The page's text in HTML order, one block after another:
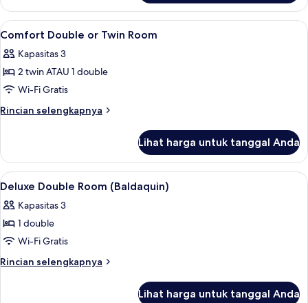
Dupleks
Keluarga,
gedung
Lihat
semua
foto
untuk
Comfort
Double
Room
Seprai premium, tempat tidur
10
Comfort Double or Twin Room
Kapasitas 3
2 twin ATAU 1 double
Wi-Fi Gratis
Rincian selengkapnya
Rincian
Comfort
Double
or
Room
Lihat harga untuk tanggal Anda
Lihat
semua
foto
untuk
Deluxe
Double
Seprai premium, tempat tidur
3
Deluxe Double Room (Baldaquin)
Kapasitas 3
1 double
Wi-Fi Gratis
Rincian selengkapnya
Rincian
Lihat harga untuk tanggal Anda